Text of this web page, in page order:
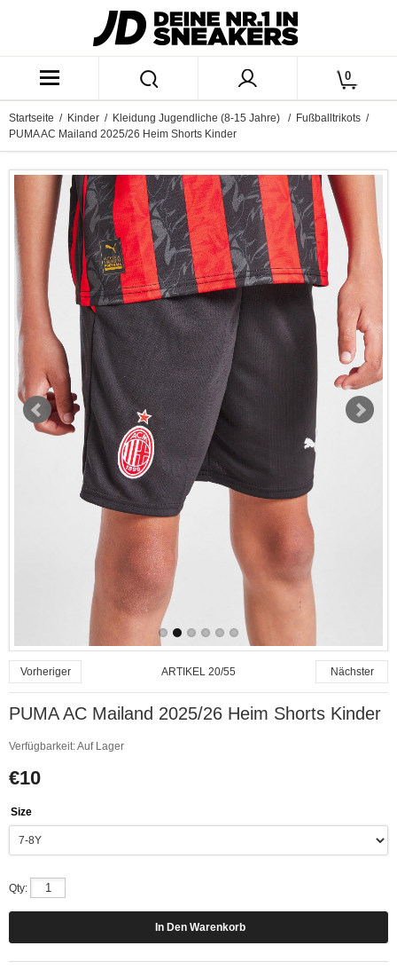
0
Startseite / Kinder / Kleidung Jugendliche (8-15 Jahre) / Fußballtrikots /
PUMA AC Mailand 2025/26 Heim Shorts Kinder
Vorheriger ARTIKEL 20/55 Nächster
PUMA AC Mailand 2025/26 Heim Shorts Kinder
Verfügbarkeit:Auf Lager
€10
Size
Qty: